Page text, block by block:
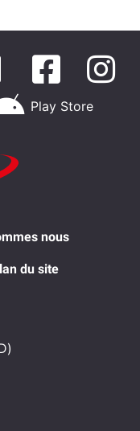
Play Store
nous
du site